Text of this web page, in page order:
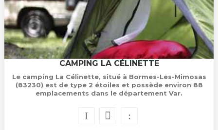
CAMPING LA CÉLINETTE
Le camping La Célinette, situé à Bormes-Les-Mimosas
(83230) est de type 2 étoiles et possède environ 88
emplacements dans le département Var.